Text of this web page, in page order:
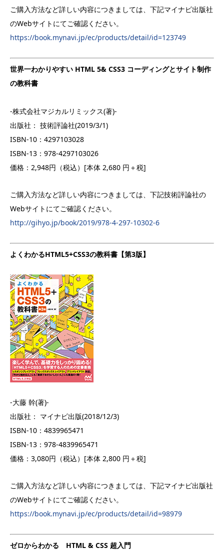
ご購入方法など詳しい内容につきましては、下記マイナビ出版社
のWebサイトにてご確認ください。
https://book.mynavi.jp/ec/products/detail/id=123749
世界一わかりやすい HTML 5& CSS3 コーディングとサイト制作
の教科書
-株式会社マジカルリミックス(著)-
出版社： 技術評論社(2019/3/1)
ISBN-10：4297103028
ISBN-13：978-4297103026
価格：2,948円（税込）[本体 2,680 円＋税]
ご購入方法など詳しい内容につきましては、下記技術評論社の
Webサイトにてご確認ください。
http://gihyo.jp/book/2019/978-4-297-10302-6
よくわかるHTML5+CSS3の教科書【第3版】
-大藤 幹(著)-
出版社： マイナビ出版(2018/12/3)
ISBN-10：4839965471
ISBN-13：978-4839965471
価格：3,080円（税込）[本体 2,800 円＋税]
ご購入方法など詳しい内容につきましては、下記マイナビ出版社
のWebサイトにてご確認ください。
https://book.mynavi.jp/ec/products/detail/id=98979
ゼロからわかる HTML & CSS 超入門